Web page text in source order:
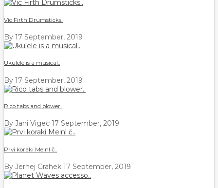
Vic Firth Drumsticks..
By 17 September, 2019
Ukulele is a musical..
By 17 September, 2019
Rico tabs and blower..
By Jani Vigec 17 September, 2019
Prvi koraki Meinl č..
By Jernej Grahek 17 September, 2019